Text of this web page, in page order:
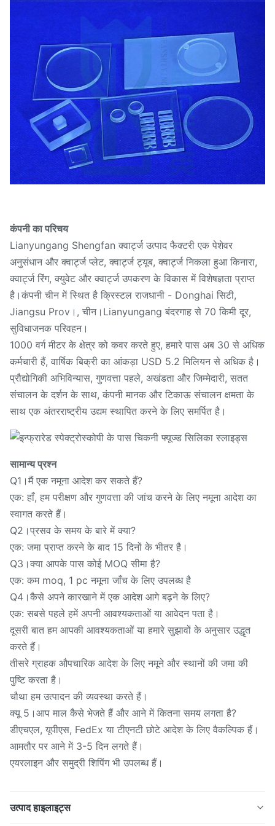
कंपनी का परिचय
Lianyungang Shengfan क्वार्ट्ज उत्पाद फैक्टरी एक पेशेवर
अनुसंधान और क्वार्ट्ज प्लेट, क्वार्ट्ज ट्यूब, क्वार्ट्ज निकला हुआ किनारा,
क्वार्ट्ज रिंग, क्युवेट और क्वार्ट्ज उपकरण के विकास में विशेषज्ञता प्राप्त
है।कंपनी चीन में स्थित है क्रिस्टल राजधानी - Donghai सिटी,
Jiangsu Prov।, चीन।Lianyungang बंदरगाह से 70 किमी दूर,
सुविधाजनक परिवहन।
1000 वर्ग मीटर के क्षेत्र को कवर करते हुए, हमारे पास अब 30 से अधिक
कर्मचारी हैं, वार्षिक बिक्री का आंकड़ा USD 5.2 मिलियन से अधिक है।
प्रौद्योगिकी अभिविन्यास, गुणवत्ता पहले, अखंडता और जिम्मेदारी, सतत
संचालन के दर्शन के साथ, कंपनी मानक और टिकाऊ संचालन क्षमता के
साथ एक अंतरराष्ट्रीय उद्यम स्थापित करने के लिए समर्पित है।
सामान्य प्रश्न
Q1।मैं एक नमूना आदेश कर सकते हैं?
एक: हाँ, हम परीक्षण और गुणवत्ता की जांच करने के लिए नमूना आदेश का
स्वागत करते हैं।
Q2।प्रसव के समय के बारे में क्या?
एक: जमा प्राप्त करने के बाद 15 दिनों के भीतर है।
Q3।क्या आपके पास कोई MOQ सीमा है?
एक: कम moq, 1 pc नमूना जाँच के लिए उपलब्ध है
Q4।कैसे अपने कारखाने में एक आदेश आगे बढ़ने के लिए?
एक: सबसे पहले हमें अपनी आवश्यकताओं या आवेदन पता है।
दूसरी बात हम आपकी आवश्यकताओं या हमारे सुझावों के अनुसार उद्धृत
करते हैं।
तीसरे ग्राहक औपचारिक आदेश के लिए नमूने और स्थानों की जमा की
पुष्टि करता है।
चौथा हम उत्पादन की व्यवस्था करते हैं।
क्यू 5।आप माल कैसे भेजते हैं और आने में कितना समय लगता है?
डीएचएल, यूपीएस, FedEx या टीएनटी छोटे आदेश के लिए वैकल्पिक हैं।
आमतौर पर आने में 3-5 दिन लगते हैं।
एयरलाइन और समुद्री शिपिंग भी उपलब्ध हैं।
उत्पाद हाइलाइट्स